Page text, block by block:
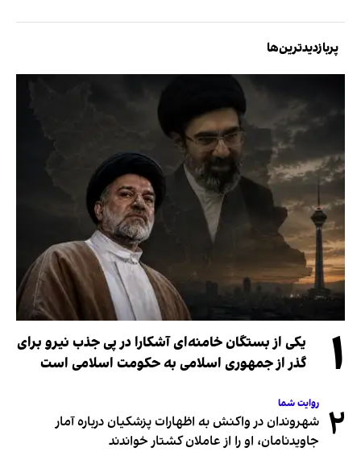
پربازدیدترین‌ها
۱
یکی از بستگان خامنه‌ای آشکارا در پی جذب نیرو برای
گذر از جمهوری اسلامی به حکومت اسلامی است
۲ روایت شما
شهروندان در واکنش به اظهارات پزشکیان درباره آمار
جاویدنامان، او را از عاملان کشتار خواندند